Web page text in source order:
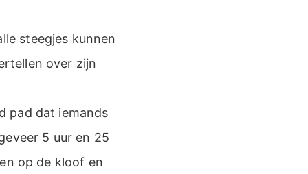
steegjes kunnen
over zijn
pad dat iemands
5 uur en 25
op de kloof en